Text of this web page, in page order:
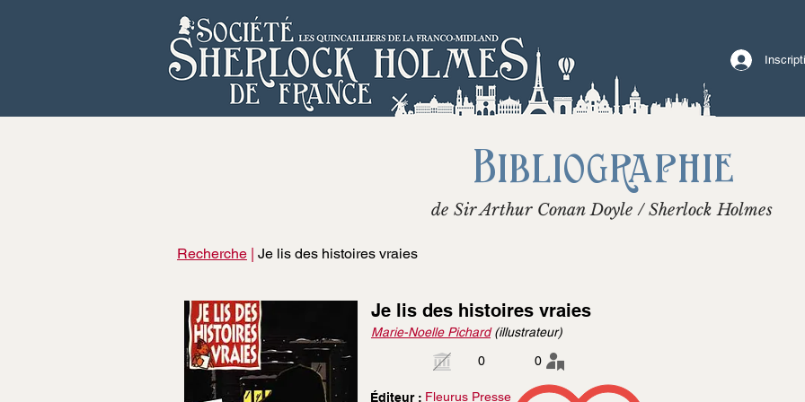
Bibliographie
de Sir Arthur Conan Doyle / Sherlock Holmes
Recherche | Je lis des histoires vraies
Je lis des histoires vraies
Marie-Noelle Pichard(illustrateur)
0
0
Éditeur : Fleurus Presse